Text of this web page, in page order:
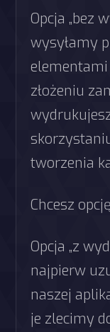
Opcja „bez
wysyłamy
złożeniu
tworzenia
Chcesz
Opcja „z
najpierw
naszej
je zlecimy